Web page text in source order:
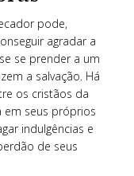
pode,
agradar a
se prender a um
a salvação. Há
os cristãos da
em seus próprios
indulgências e
de seus